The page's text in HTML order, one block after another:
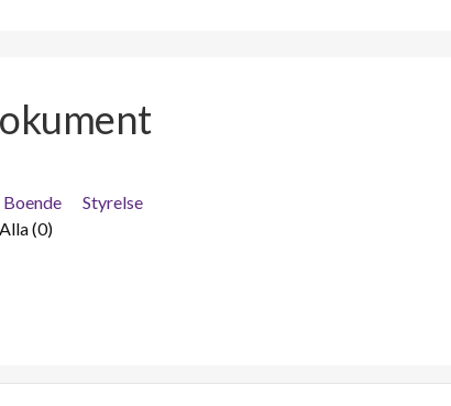
Boende
Styrelse
Alla (0)